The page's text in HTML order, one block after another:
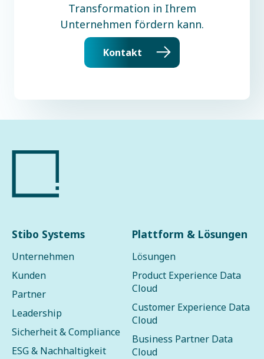
Transformation in Ihrem
Unternehmen fördern kann.
Kontakt
Stibo Systems
Unternehmen
Kunden
Partner
Leadership
Sicherheit & Compliance
ESG & Nachhaltigkeit
Plattform & Lösungen
Lösungen
Product Experience Data
Cloud
Customer Experience Data
Cloud
Business Partner Data
Cloud